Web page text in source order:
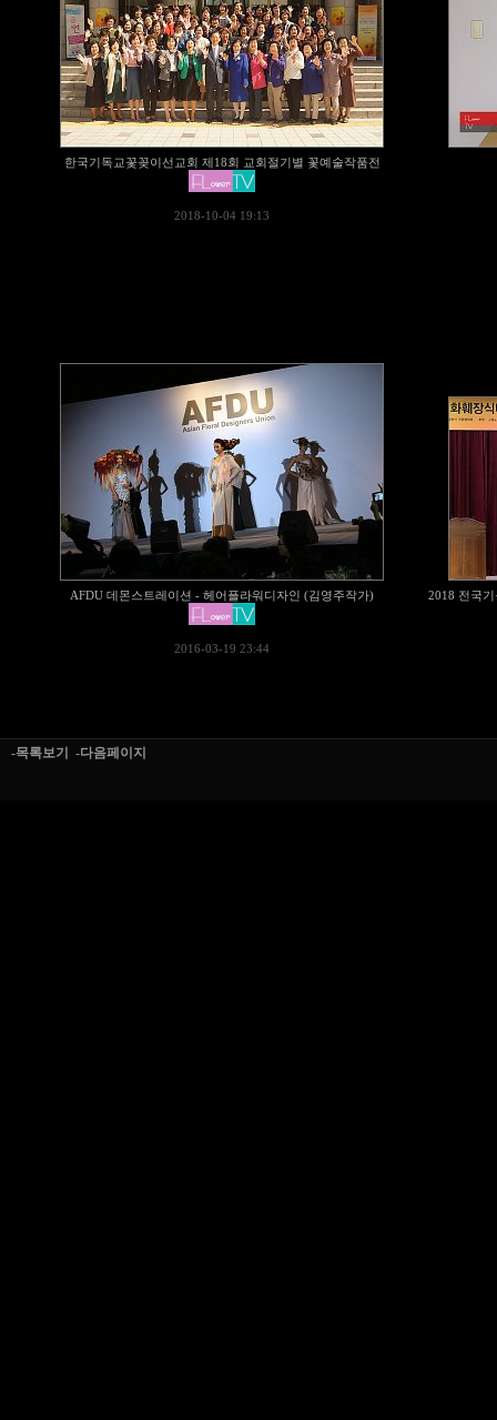
한국기독교꽃꽂이선교회 제18회 교회절기별 꽃예술작품전
2018-10-04 19:13
AFDU 데몬스트레이션 - 헤어플라워디자인 (김영주작가)
2016-03-19 23:44
2018 전국
-목록보기 -다음페이지